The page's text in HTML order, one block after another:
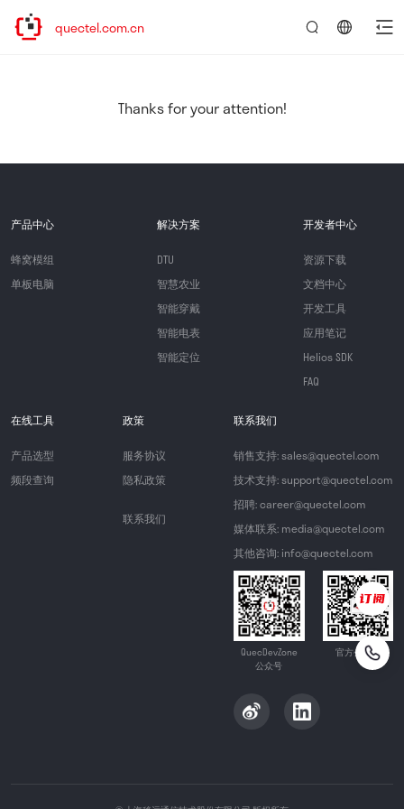
www.quectel.com.cn
Thanks for your attention!
产品中心
蜂窝模组
单板电脑
解决方案
DTU
智慧农业
智能穿戴
智能电表
智能定位
开发者中心
资源下载
文档中心
开发工具
应用笔记
Helios SDK
FAQ
在线工具
产品选型
频段查询
政策
服务协议
隐私政策
联系我们
联系我们
销售支持: sales@quectel.com
技术支持: support@quectel.com
招聘: career@quectel.com
媒体联系: media@quectel.com
其他咨询: info@quectel.com
QuecDevZone
公众号
官方公众号